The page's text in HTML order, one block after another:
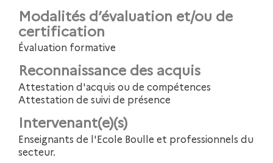
Modalités d’évaluation et/ou de
certification
Évaluation formative
Reconnaissance des acquis
Attestation d'acquis ou de compétences
Attestation de suivi de présence
Intervenant(e)(s)
Enseignants de l'Ecole Boulle et professionnels du
secteur.